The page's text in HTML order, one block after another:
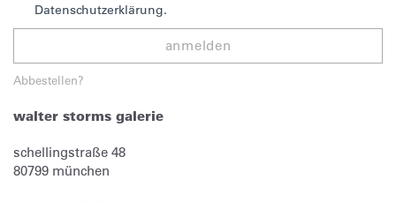
Datenschutzerklärung.
anmelden
Abbestellen?
walter storms galerie
schellingstraße 48
80799 münchen